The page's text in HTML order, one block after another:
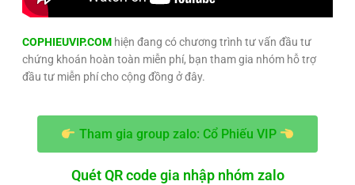
COPHIEUVIP.COM hiện đang có chương trình tư vấn đầu tư
chứng khoán hoàn toàn miễn phí, bạn tham gia nhóm hỗ trợ
đầu tư miễn phí cho cộng đồng ở đây.
Tham gia group zalo: Cổ Phiếu VIP
Quét QR code gia nhập nhóm zalo